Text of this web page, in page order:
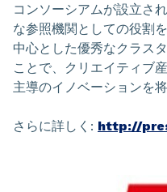
コンソーシアムが設立さ
な参照機関としての役割
中心とした優秀なクラス
ことで、クリエイティブ
主導のイノベーションを
さらに詳しく: http://